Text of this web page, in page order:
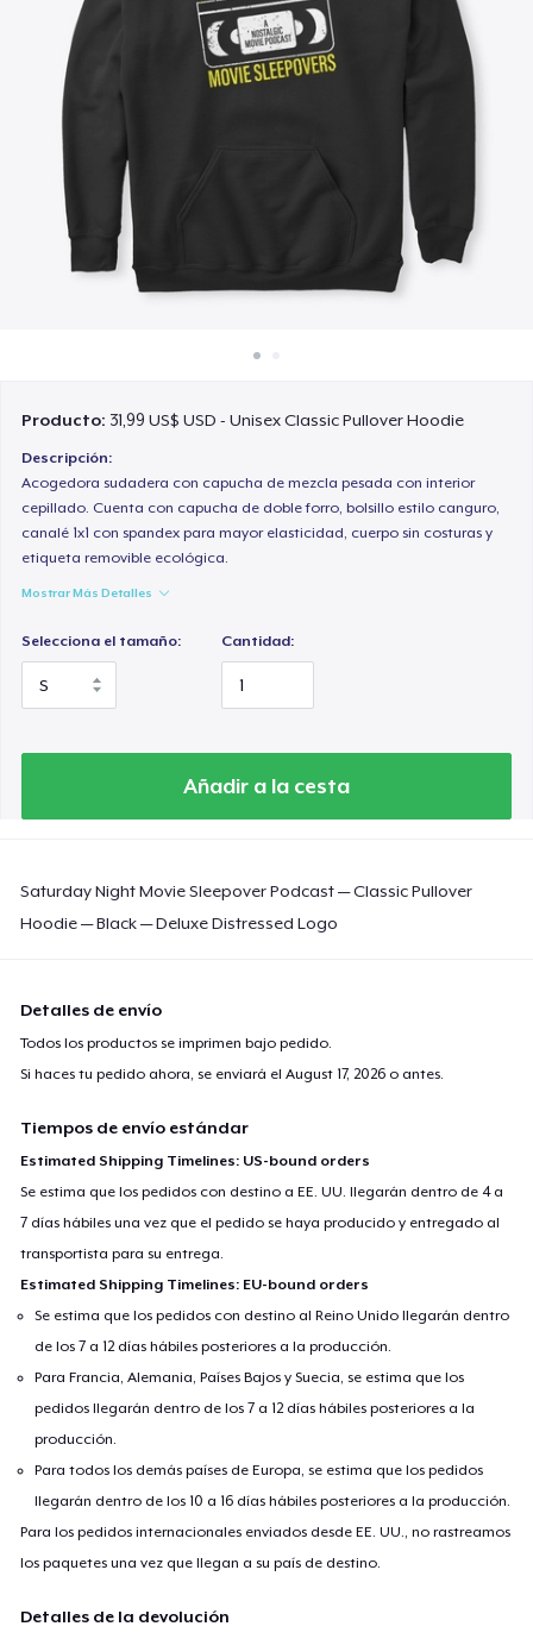
Venda en todas partes
Producto: 31,99 US$ USD - Unisex Classic Pullover Hoodie
Descripción:
Acogedora sudadera con capucha de mezcla pesada con interior
cepillado. Cuenta con capucha de doble forro, bolsillo estilo canguro,
canalé 1x1 con spandex para mayor elasticidad, cuerpo sin costuras y
etiqueta removible ecológica.
Mostrar Más Detalles
Selecciona el tamaño: Cantidad:
Añadir a la cesta
Saturday Night Movie Sleepover Podcast — Classic Pullover
Hoodie — Black — Deluxe Distressed Logo
Detalles de envío
Todos los productos se imprimen bajo pedido.
Si haces tu pedido ahora, se enviará elAugust 17, 2026 o antes.
Tiempos de envío estándar
Estimated Shipping Timelines: US-bound orders
Se estima que los pedidos con destino a EE. UU. llegarán dentro de 4 a
7 días hábiles una vez que el pedido se haya producido y entregado al
transportista para su entrega.
Estimated Shipping Timelines: EU-bound orders
Se estima que los pedidos con destino al Reino Unido llegarán dentro
de los 7 a 12 días hábiles posteriores a la producción.
Para Francia, Alemania, Países Bajos y Suecia, se estima que los
pedidos llegarán dentro de los 7 a 12 días hábiles posteriores a la
producción.
Para todos los demás países de Europa, se estima que los pedidos
llegarán dentro de los 10 a 16 días hábiles posteriores a la producción.
Para los pedidos internacionales enviados desde EE. UU., no rastreamos
los paquetes una vez que llegan a su país de destino.
Detalles de la devolución